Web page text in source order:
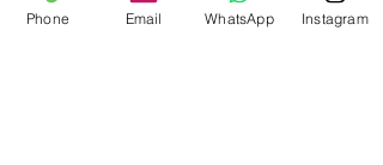
Phone Email WhatsApp Instagram